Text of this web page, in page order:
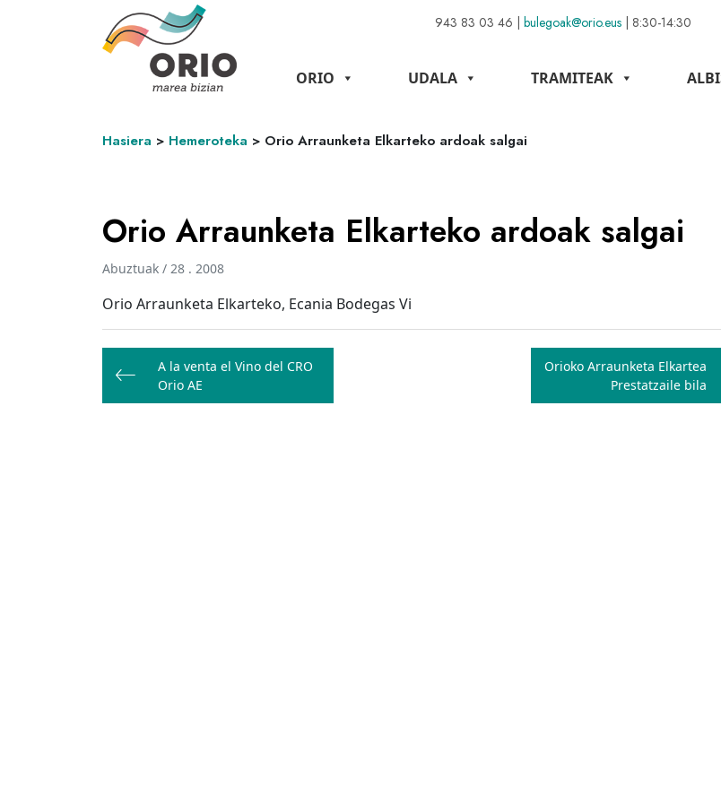
943 83 03 46 | bulegoak@orio.eus | 8:30-14:30
ORIO UDALA TRAMITEAK
Hasiera > Hemeroteka > Orio Arraunketa Elkarteko ardoak salgai
Orio Arraunketa Elkarteko ardoak salgai
Abuztuak / 28 . 2008
Orio Arraunketa Elkarteko, Ecania Bodegas Vi
Bidalketetan
zehar
nabigatu
A la venta el Vino del CRO
Orio AE
Orioko Arraunketa Elkartea
Prestatzaile bila